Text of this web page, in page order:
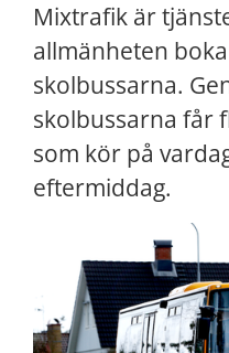
Mixtrafik är
allmänheten
skolbussarna.
skolbussarna får
som kör på
eftermiddag.